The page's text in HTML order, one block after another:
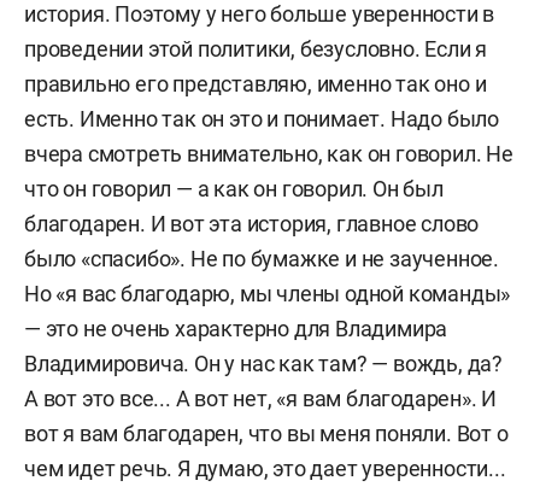
история. Поэтому у него больше уверенности в
проведении этой политики, безусловно. Если я
правильно его представляю, именно так оно и
есть. Именно так он это и понимает. Надо было
вчера смотреть внимательно, как он говорил. Не
что он говорил — а как он говорил. Он был
благодарен. И вот эта история, главное слово
было «спасибо». Не по бумажке и не заученное.
Но «я вас благодарю, мы члены одной команды»
— это не очень характерно для Владимира
Владимировича. Он у нас как там? — вождь, да?
А вот это все... А вот нет, «я вам благодарен». И
вот я вам благодарен, что вы меня поняли. Вот о
чем идет речь. Я думаю, это дает уверенности...